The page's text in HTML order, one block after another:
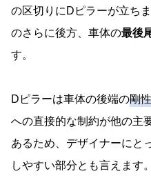
の区切りにDピラーが立ち
のさらに後方、車体の最後
す。
Dピラーは車体の後端の剛性
への直接的な制約が他の主
あるため、デザイナーにと
しやすい部分とも言えます。